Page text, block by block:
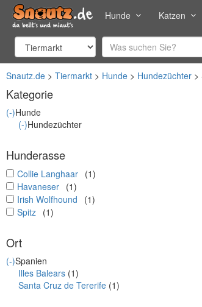
Hunde Katzen
Snautz.de Tiermarkt Hunde Hundezüchter
Kategorie
(-)Hunde
(-)Hundezüchter
Hunderasse
undefined
Collie Langhaar (1)
undefined
Havaneser (1)
undefined
Irish Wolfhound
(1)
undefined
Spitz (1)
Ort
(-)Spanien
Illes Balears (1)
Santa Cruz de Tererife (1)